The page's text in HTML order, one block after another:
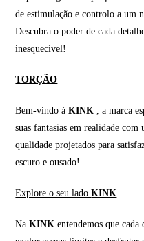
de estimulação e controlo a um
Descubra o poder de cada
inesquecível!
TORÇÃO
Bem-vindo àKINK , a marca
suas fantasias em realidade
qualidade projetados para
escuro e ousado!
Explore o seu ladoKINK
NaKINK entendemos que